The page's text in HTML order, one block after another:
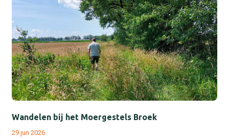
Wandelen bij het Moergestels Broek
29 jun 2026